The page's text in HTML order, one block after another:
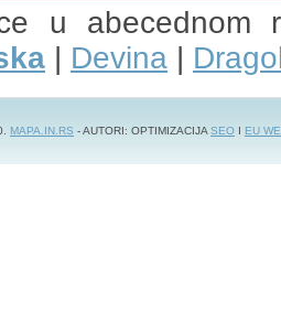
u abecednom
| Devina |
MAPA.IN.RS - AUTORI: OPTIMIZACIJASEO I EU